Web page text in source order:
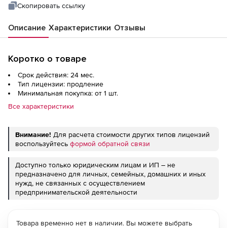
Скопировать ссылку
Описание Характеристики Отзывы
Коротко о товаре
Срок действия: 24 мес.
Тип лицензии: продление
Минимальная покупка: от 1 шт.
Все характеристики
Внимание! Для расчета стоимости других типов лицензий
воспользуйтесь формой обратной связи
Доступно только юридическим лицам и ИП – не
предназначено для личных, семейных, домашних и иных
нужд, не связанных с осуществлением
предпринимательской деятельности
Товара временно нет в наличии. Вы можете выбрать